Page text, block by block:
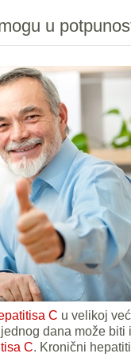
u
C u velikoj
dana može
C. Kronični